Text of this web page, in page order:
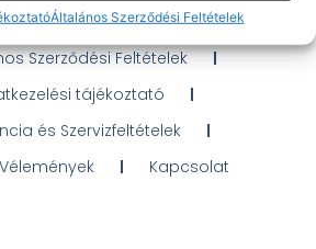
Általános Szerződési Feltételek
fizetési tájékoztató
Szerződési Feltételek
tájékoztató
és Szervizfeltételek
Kapcsolat